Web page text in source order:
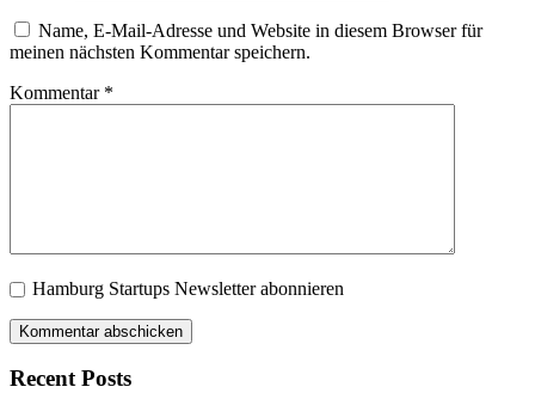
Name, E-Mail-Adresse und Website in diesem Browser für
meinen nächsten Kommentar speichern.
Kommentar *
Hamburg Startups Newsletter abonnieren
Recent Posts